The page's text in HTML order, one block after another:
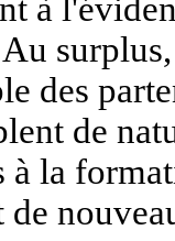
à
des
de
à la